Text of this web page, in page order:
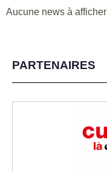
Aucune news à afficher
PARTENAIRES